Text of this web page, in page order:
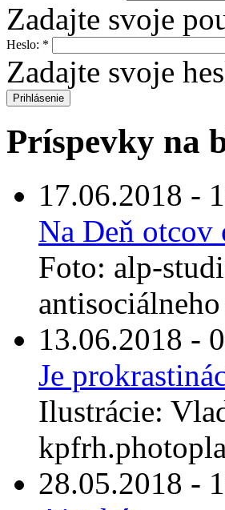
Zadajte svoje
Heslo: *
Zadajte svoje
Príspevky na
17.06.2018 -
Na Deň otcov
Foto: alp-
13.06.2018 -
Je
Ilustrácie:
28.05.2018 -